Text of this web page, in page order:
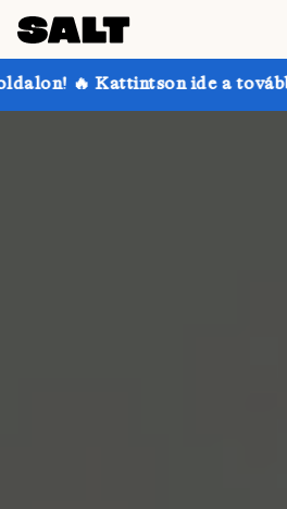
ide a további információkért.